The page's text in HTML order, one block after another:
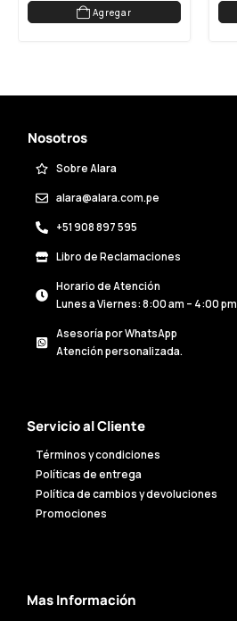
Agregar
Nosotros
Sobre Alara
alara@alara.com.pe
+51 908 897 595
Libro de Reclamaciones
Horario de Atención
Lunes a Viernes: 8:00 am – 4:00 pm
Asesoría por WhatsApp
Atención personalizada.
Servicio al Cliente
Términos y condiciones
Políticas de entrega
Política de cambios y devoluciones
Promociones
Mas Información